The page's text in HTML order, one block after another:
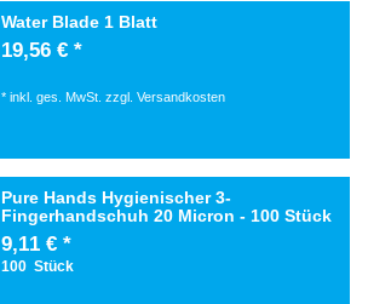
Water Blade 1 Blatt
19,56 € *
* inkl. ges. MwSt. zzgl. Versandkosten
Pure Hands Hygienischer 3-
Fingerhandschuh 20 Micron - 100 Stück
9,11 € *
100 Stück